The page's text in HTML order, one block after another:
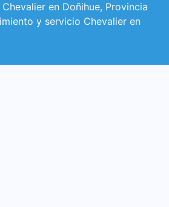
en Doñihue, Provincia
y servicio Chevalier en